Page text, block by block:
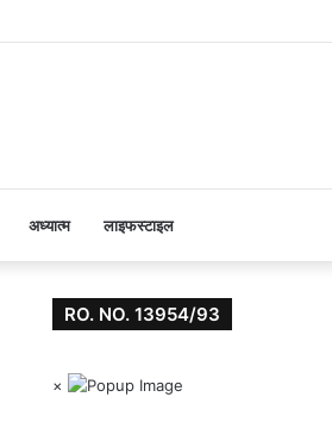
अध्यात्म लाइफस्टाइल
RO. NO. 13954/93
×